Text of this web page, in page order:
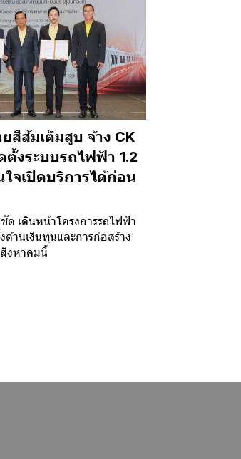
สีส้มเต็มสูบ จ้าง CK
ตั้งระบบรถไฟฟ้า 1.2
จเปิดบริการได้ก่อน
ด เดินหน้าโครงการรถไฟฟ้า
านเงินทุนและการก่อสร้าง
งหาคมนี้